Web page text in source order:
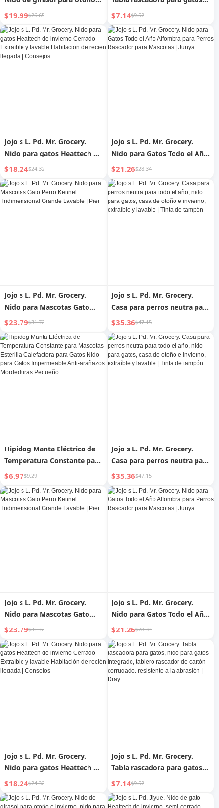
invierno, nido para perros y
gatos Heattech |
Recompensa
$19.99$26.65
nido para gatos integrado,
tablero rascador de cartón
corrugado, resistente a la
abrasión | Dray
$7.14$9.52
Jojo s L. Pd. Mr. Grocery.
Nido para gatos Heattech de
invierno Cerrado Extraíble y
lavable Habitación de recién
llegada | Consejos
$18.24$24.32
Jojo s L. Pd. Mr. Grocery.
Nido para Gatos Todo el Año
Alfombra para Perros
Rascador para Mascotas |
Junya
$21.26$28.34
Jojo s L. Pd. Mr. Grocery.
Nido para Mascotas Gato
Perro Kennel Tridimensional
Grande Lavable | Pier
$23.79$31.72
Jojo s L. Pd. Mr. Grocery.
Casa para perros neutra para
todo el año, nido para gatos,
casa de otoño e invierno,
extraíble y lavable | Tinta de
tampón
$35.36$47.15
Hipidog Manta Eléctrica de
Temperatura Constante para
Mascotas Esterilla
Calefactora para Gatos Nido
para Gatos Impermeable
Anti-arañazos Mordeduras
$6.97$9.29
Jojo s L. Pd. Mr. Grocery.
Casa para perros neutra para
todo el año, nido para gatos,
casa de otoño e invierno,
extraíble y lavable | Tinta de
tampón
$35.36$47.15
Jojo s L. Pd. Mr. Grocery.
Nido para Mascotas Gato
Perro Kennel Tridimensional
Grande Lavable | Pier
$23.79$31.72
Jojo s L. Pd. Mr. Grocery.
Nido para Gatos Todo el Año
Alfombra para Perros
Rascador para Mascotas |
Junya
$21.26$28.34
Jojo s L. Pd. Mr. Grocery.
Nido para gatos Heattech de
invierno Cerrado Extraíble y
lavable Habitación de recién
llegada | Consejos
$18.24$24.32
Jojo s L. Pd. Mr. Grocery.
Tabla rascadora para gatos,
nido para gatos integrado,
tablero rascador de cartón
corrugado, resistente a la
$7.14$9.52